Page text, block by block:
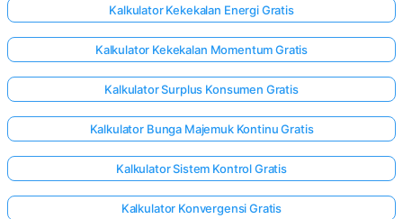
Kalkulator Kekekalan Energi Gratis
Kalkulator Kekekalan Momentum Gratis
Kalkulator Surplus Konsumen Gratis
Kalkulator Bunga Majemuk Kontinu Gratis
Kalkulator Sistem Kontrol Gratis
Kalkulator Konvergensi Gratis